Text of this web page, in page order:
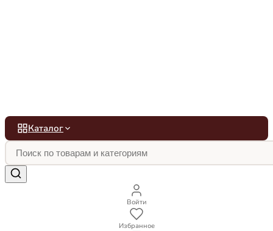
Каталог
Войти
Избранное